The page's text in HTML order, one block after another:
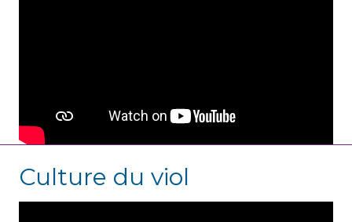
Culture du viol